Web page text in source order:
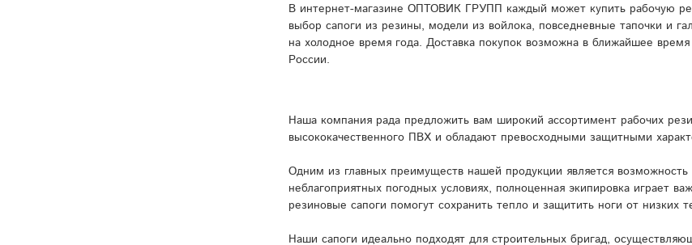
В интернет-магазине ОПТОВИК ГРУПП каждый может купить рабочую
выбор сапоги из резины, модели из войлока, повседневные тапочки и
на холодное время года. Доставка покупок возможна в ближайшее
России.
Наша компания рада предложить вам широкий ассортимент рабочих
высококачественного ПВХ и обладают превосходными защитными
Одним из главных преимуществ нашей продукции является
неблагоприятных погодных условиях, полноценная экипировка играет
резиновые сапоги помогут сохранить тепло и защитить ноги от низких
Наши сапоги идеально подходят для строительных бригад,